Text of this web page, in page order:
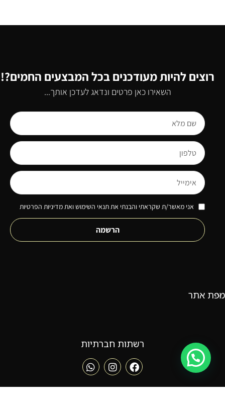
רוצים להיות מעודכנים בכל המבצעים החמים?!
השאירו כאן פרטים ונדאג לעדכן אותך...
אני מאשר/ת שקראתי והבנתי את תנאי השימוש ואת מדיניות הפרטיות
הרשמה
מפת אתר
רשתות חברתיות